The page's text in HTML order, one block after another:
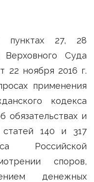
пунктах 27, 28
Верховного Суда
22 ноября 2016 г.
применения
кодекса
обязательствах и
140 и 317
Российской
споров,
денежных